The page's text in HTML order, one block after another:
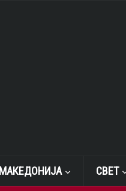
МАКЕДОНИЈА СВЕТ